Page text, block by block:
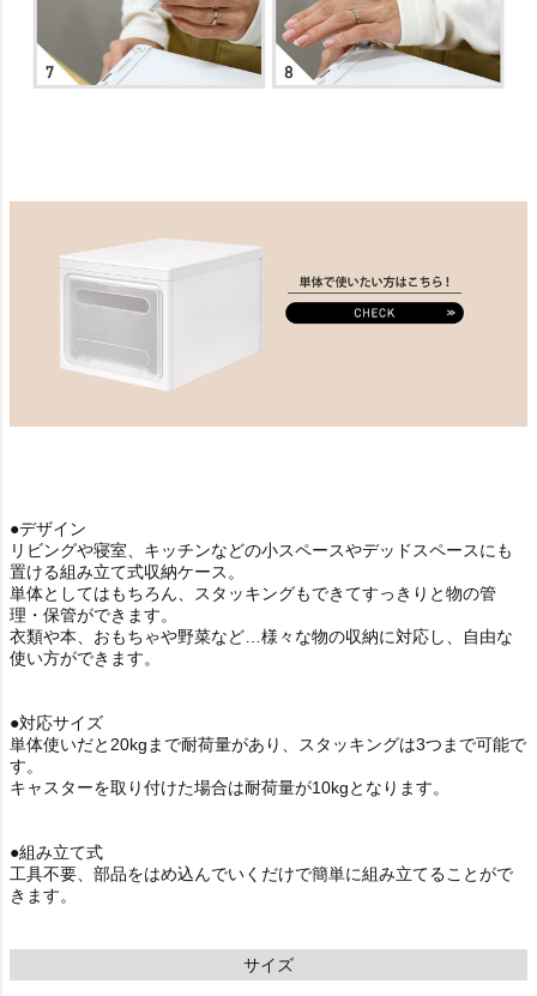
●デザイン
リビングや寝室、キッチンなどの小スペースやデッドスペースにも
置ける組み立て式収納ケース。
単体としてはもちろん、スタッキングもできてすっきりと物の管
理・保管ができます。
衣類や本、おもちゃや野菜など…様々な物の収納に対応し、自由な
使い方ができます。
●対応サイズ
単体使いだと20kgまで耐荷量があり、スタッキングは3つまで可能で
す。
キャスターを取り付けた場合は耐荷量が10kgとなります。
●組み立て式
工具不要、部品をはめ込んでいくだけで簡単に組み立てることがで
きます。
サイズ